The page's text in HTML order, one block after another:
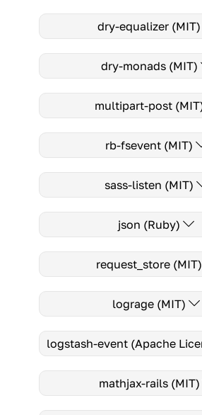
dry-equalizer
dry-monads (MIT)
multipart-post
rb-fsevent (MIT)
sass-listen (MIT)
json (Ruby)
request_store
lograge (MIT)
logstash-event (Apache
mathjax-rails (MIT)